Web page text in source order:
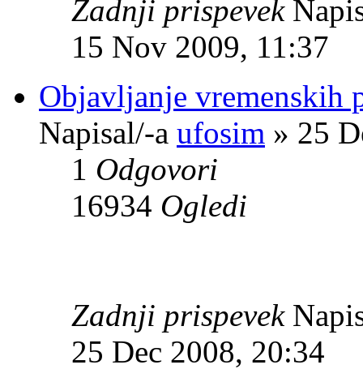
Zadnji prispevek
15 Nov 2009, 11:37
Objavljanje vremenskih
Napisal/-a ufosim » 25
1 Odgovori
16934 Ogledi
Zadnji prispevek
25 Dec 2008, 20:34